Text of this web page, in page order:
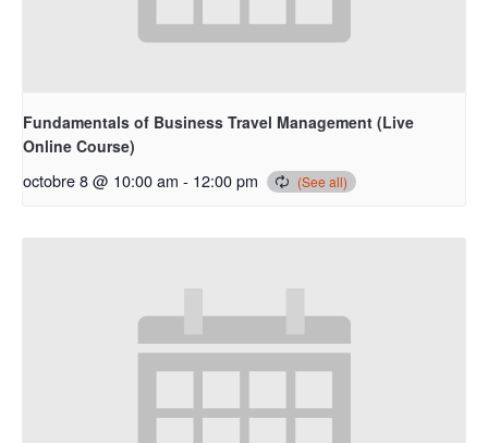
Fundamentals of Business Travel Management (Live
Online Course)
octobre 8 @ 10:00 am - 12:00 pm